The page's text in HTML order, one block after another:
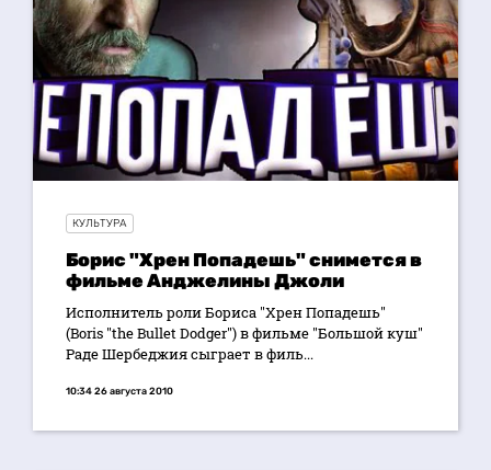
КУЛЬТУРА
Борис "Хрен Попадешь" снимется в
фильме Анджелины Джоли
Исполнитель роли Бориса "Хрен Попадешь"
(Boris "the Bullet Dodger") в фильме "Большой куш"
Раде Шербеджия сыграет в филь...
10:34 26 августа 2010